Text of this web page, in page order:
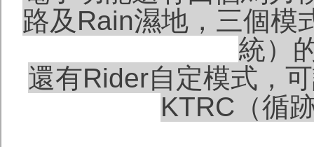
路及Rain濕地，三個模
統）
還有Rider自定模式，
KTRC（循